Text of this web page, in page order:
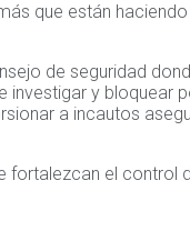
que están
de seguridad
investigar y bloquear
a incautos
fortalezcan el